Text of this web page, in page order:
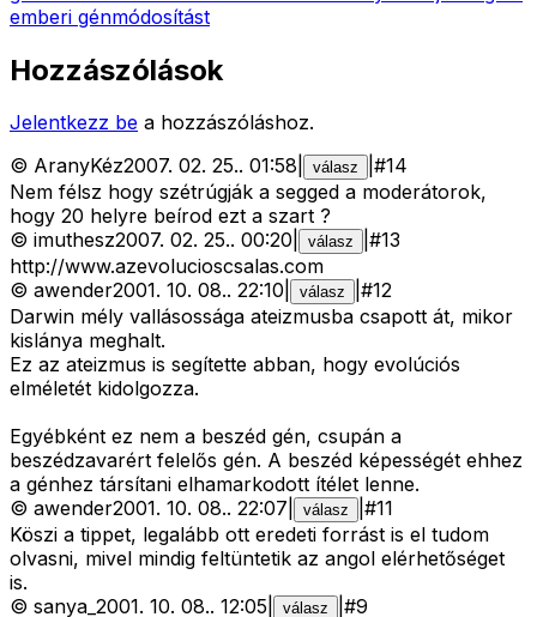
emberi génmódosítást
Hozzászólások
Jelentkezz be a hozzászóláshoz.
© AranyKéz2007. 02. 25.. 01:58 válasz #14
Nem félsz hogy szétrúgják a segged a moderátorok,
hogy 20 helyre beírod ezt a szart ?
© imuthesz2007. 02. 25.. 00:20 válasz #13
http://www.azevolucioscsalas.com
© awender2001. 10. 08.. 22:10 válasz #12
Darwin mély vallásossága ateizmusba csapott át, mikor
kislánya meghalt.
Ez az ateizmus is segítette abban, hogy evolúciós
elméletét kidolgozza.
Egyébként ez nem a beszéd gén, csupán a
beszédzavarért felelős gén. A beszéd képességét ehhez
a génhez társítani elhamarkodott ítélet lenne.
© awender2001. 10. 08.. 22:07 válasz #11
Köszi a tippet, legalább ott eredeti forrást is el tudom
olvasni, mivel mindig feltüntetik az angol elérhetőséget
is.
© sanya_ 2001. 10. 08.. 12:05 válasz #9